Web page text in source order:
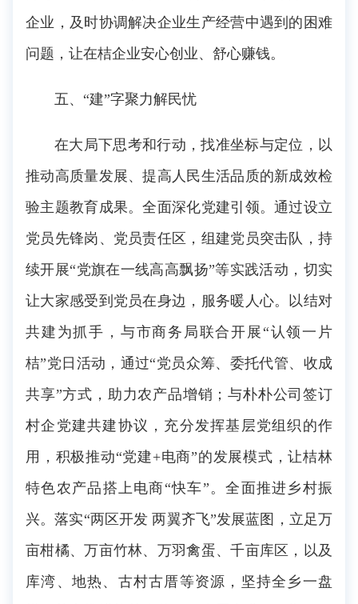
企业，及时协调解决企业生产经营中遇到的困难
问题，让在桔企业安心创业、舒心赚钱。
五、“建”字聚力解民忧
在大局下思考和行动，找准坐标与定位，以
推动高质量发展、提高人民生活品质的新成效检
验主题教育成果。全面深化党建引领。通过设立
党员先锋岗、党员责任区，组建党员突击队，持
续开展“党旗在一线高高飘扬”等实践活动，切实
让大家感受到党员在身边，服务暖人心。以结对
共建为抓手，与市商务局联合开展“认领一片
桔”党日活动，通过“党员众筹、委托代管、收成
共享”方式，助力农产品增销；与朴朴公司签订
村企党建共建协议，充分发挥基层党组织的作
用，积极推动“党建+电商”的发展模式，让桔林
特色农产品搭上电商“快车”。全面推进乡村振
兴。落实“两区开发 两翼齐飞”发展蓝图，立足万
亩柑橘、万亩竹林、万羽禽蛋、千亩库区，以及
库湾、地热、古村古厝等资源，坚持全乡一盘